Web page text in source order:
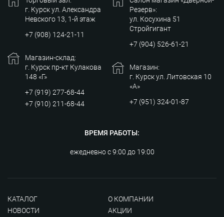
г. Курск ул. Александра
Невского 13, 1-й этаж
+7 (908) 124-21-11
Магазин-склад:
г. Курск пр-кт Кулакова
148 «Г»
+7 (919) 277-68-44
+7 (910) 211-68-44
Резерв»:
ул. Косухина 51
Стройгигант
+7 (904) 526-61-21
Магазин:
г. Курск ул. Литовская 10
«А»
+7 (951) 324-01-87
ВРЕМЯ РАБОТЫ:
ежедневно с 9:00 до 19:00
КАТАЛОГ
О КОМПАНИИ
НОВОСТИ
АКЦИИ